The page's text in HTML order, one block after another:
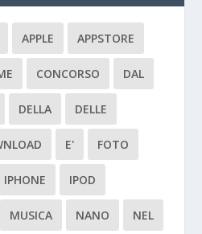
APPLE APPSTORE
CONCORSO DAL
DELLA DELLE
E' FOTO
IPHONE IPOD
MUSICA NANO NEL